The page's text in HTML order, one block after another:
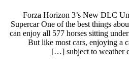
Forza Horizon 3’s New DLC
Supercar One of the best things
can enjoy all 577 horses sitting
But like most cars, enjoying a
subject to weather